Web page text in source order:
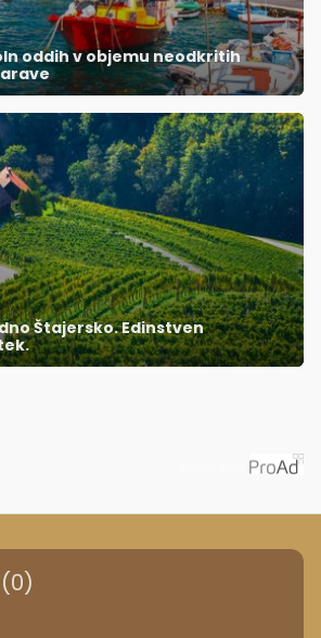
oddih v objemu neodkritih
Štajersko. Edinstven
(0)